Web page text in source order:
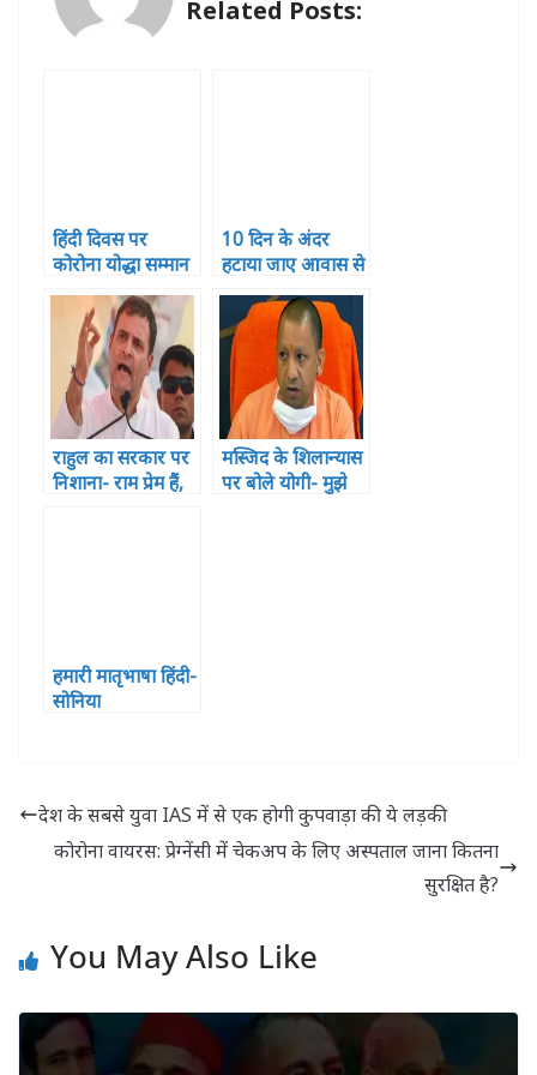
p o
o
g n
Related Posts:
हिंदी दिवस पर
कोरोना योद्धा सम्मान
से सम्मानित हुए
पत्रकार
10 दिन के अंदर
हटाया जाए आवास से
अपात्रों का नाम
राहुल का सरकार पर
निशाना- राम प्रेम हैं,
मस्जिद के शिलान्यास
पर बोले योगी- मुझे
हमारी मातृभाषा हिंदी-
सोनिया
देश के सबसे युवा IAS में से एक होगी कुपवाड़ा की ये लड़की
कोरोना वायरस: प्रेग्नेंसी में चेकअप के लिए अस्पताल जाना कितना
सुरक्षित है?
You May Also Like